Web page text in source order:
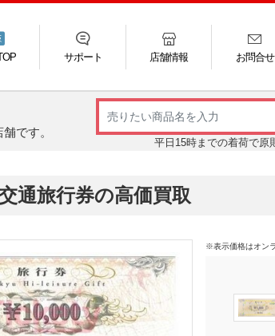
サポート
FAQ
店舗情報 お問合せ
LINE
です。
平日15時までの着荷で原
通旅行券の高価買取
※表示価格はオン